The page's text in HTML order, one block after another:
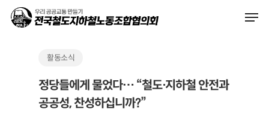
활동소식
정당들에게 물었다… “철도⋅지하철 안전과
공공성, 찬성하십니까?”